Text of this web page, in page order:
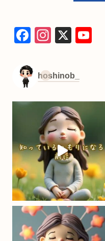
F
c
e
b
o
k
In
a
gr
a
m
X
u
C
h
a
n
n
el
hoshinob_